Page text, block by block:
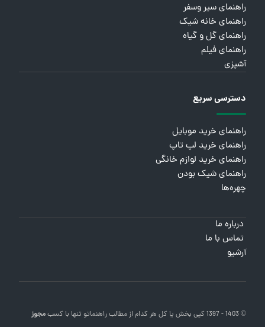
راهنمای سیر وسفر
راهنمای خانه شیک
راهنمای گل و گیاه
راهنمای فیلم
آشپزی
دسترسی سریع
راهنمای خرید موبایل
راهنمای خرید لپ تاپ
راهنمای خرید لوازم خانگی
راهنمای شیک بودن
چهره‌ها
درباره ما
تماس با ما
آرشیو
© 1403 - 1397 کپی بخش یا کل هر کدام از مطالب راهنماتو تنها با کسبمجوز